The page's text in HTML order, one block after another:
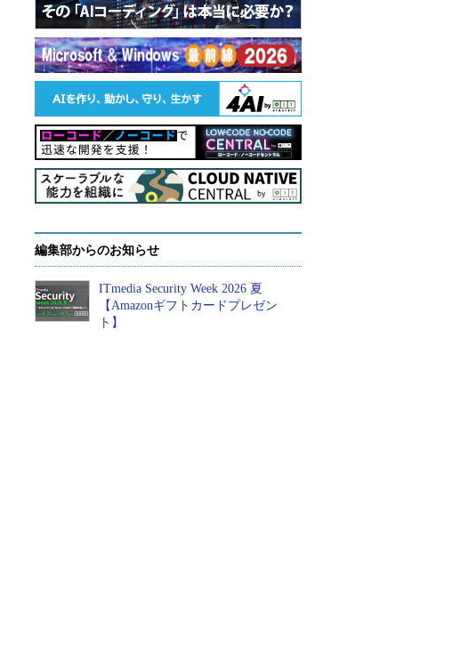
編集部からのお知らせ
ITmedia Security Week 2026 夏
【Amazonギフトカードプレゼン
ト】